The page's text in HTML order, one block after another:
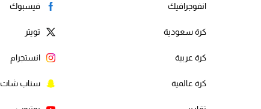
انفوجرافيك
كرة سعودية
كرة عربية
كرة عالمية
فيسبوك
تويتر
انستجرام
سناب شات